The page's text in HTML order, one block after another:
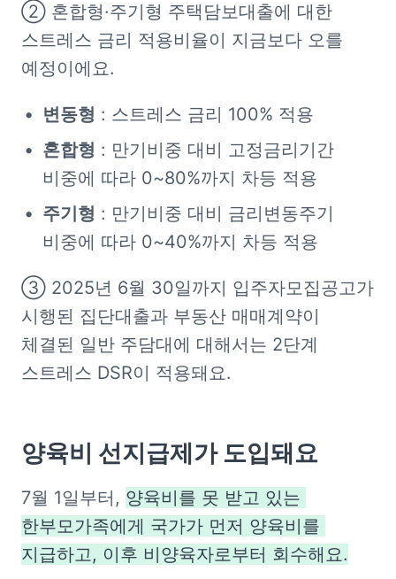
② 혼합형·주기형 주택담보대출에 대한
스트레스 금리 적용비율이 지금보다 오를
예정이에요.
변동형 : 스트레스 금리 100% 적용
혼합형 : 만기비중 대비 고정금리기간
비중에 따라 0~80%까지 차등 적용
주기형 : 만기비중 대비 금리변동주기
비중에 따라 0~40%까지 차등 적용
③ 2025년 6월 30일까지 입주자모집공고가
시행된 집단대출과 부동산 매매계약이
체결된 일반 주담대에 대해서는 2단계
스트레스 DSR이 적용돼요.
양육비 선지급제가 도입돼요
7월 1일부터, 양육비를 못 받고 있는
한부모가족에게 국가가 먼저 양육비를
지급하고, 이후 비양육자로부터 회수해요.